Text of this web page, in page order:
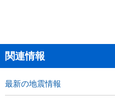
関連情報
最新の地震情報